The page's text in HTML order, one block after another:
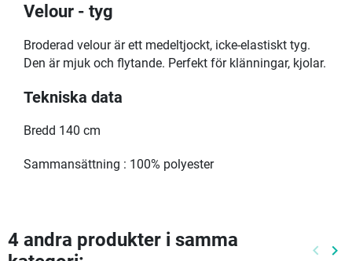
Velour - tyg
Broderad velour är ett medeltjockt, icke-elastiskt tyg.
Den är mjuk och flytande. Perfekt för klänningar, kjolar.
Tekniska data
Bredd 140 cm
Sammansättning : 100% polyester
4 andra produkter i samma
keyboard_arrow_left keyboard_arrow_right